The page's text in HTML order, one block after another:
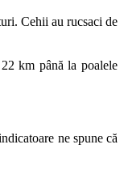
Cehii au rucsaci de
km până la poalele
ne spune că